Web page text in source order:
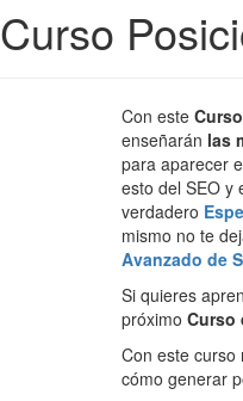
Curso
Con este
enseñarán las
para aparecer
esto del SEO y
verdadero
mismo no te
Avanzado de
Si quieres
próximo Curso
Con este curso
cómo generar